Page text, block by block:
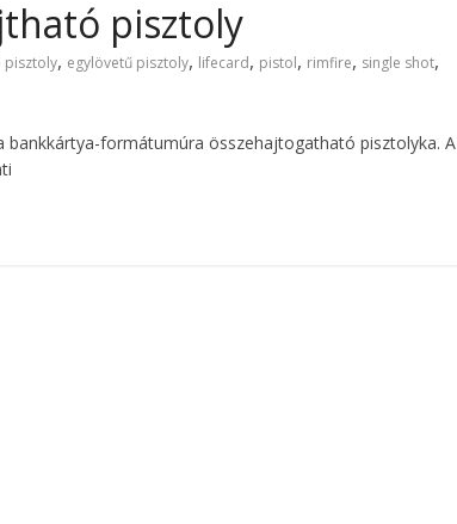
pisztoly
pisztoly, egylövetű pisztoly, lifecard, pistol, rimfire, single shot,
bankkártya-formátumúra összehajtogatható pisztolyka. A